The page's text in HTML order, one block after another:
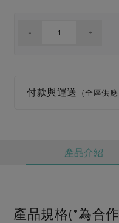
養身食補
高麗菜海鮮煎餅
典藏閱覽室
付款與運送 （全區供
產品介紹
產品規格(*為合